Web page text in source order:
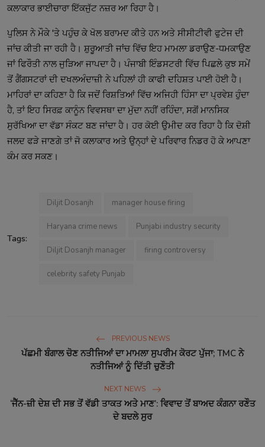
ਕਲਾਕਾਰ ਭਾਈਚਾਰਾ ਇੱਕਜੁੱਟ ਨਜ਼ਰ ਆ ਰਿਹਾ ਹੈ।
ਪੁਲਿਸ ਨੇ ਮੌਕੇ 'ਤੇ ਪਹੁੰਚ ਕੇ ਖੋਲ ਬਰਾਮਦ ਕੀਤੇ ਹਨ ਅਤੇ ਸੀਸੀਟੀਵੀ ਫੁਟੇਜ ਦੀ
ਜਾਂਚ ਕੀਤੀ ਜਾ ਰਹੀ ਹੈ। ਸ਼ੁਰੂਆਤੀ ਜਾਂਚ ਵਿੱਚ ਇਹ ਮਾਮਲਾ ਡਰਾਉਣ-ਧਮਕਾਉਣ
ਜਾਂ ਫਿਰੌਤੀ ਨਾਲ ਜੁੜਿਆ ਜਾਪਦਾ ਹੈ। ਪੰਜਾਬੀ ਇੰਡਸਟਰੀ ਵਿੱਚ ਪਿਛਲੇ ਕੁਝ ਸਮੇਂ
ਤੋਂ ਗੈਂਗਸਟਰਾਂ ਦੀ ਦਖਲਅੰਦਾਜ਼ੀ ਨੇ ਪਹਿਲਾਂ ਹੀ ਕਾਫੀ ਦਹਿਸ਼ਤ ਪਾਈ ਹੋਈ ਹੈ।
ਮਾਹਿਰਾਂ ਦਾ ਕਹਿਣਾ ਹੈ ਕਿ ਜਦੋਂ ਰਿਸ਼ਤਿਆਂ ਵਿੱਚ ਅਜਿਹੀ ਹਿੰਸਾ ਦਾ ਪ੍ਰਵੇਸ਼ ਹੁੰਦਾ
ਹੈ, ਤਾਂ ਇਹ ਸਿਰਫ਼ ਕਾਨੂੰਨ ਵਿਵਸਥਾ ਦਾ ਮੁੱਦਾ ਨਹੀਂ ਰਹਿੰਦਾ, ਸਗੋਂ ਮਾਨਸਿਕ
ਸੁਰੱਖਿਆ ਦਾ ਵੱਡਾ ਸੰਕਟ ਬਣ ਜਾਂਦਾ ਹੈ। ਹਰ ਕੋਈ ਉਮੀਦ ਕਰ ਰਿਹਾ ਹੈ ਕਿ ਦੋਸ਼ੀ
ਜਲਦ ਫੜੇ ਜਾਣਗੇ ਤਾਂ ਜੋ ਕਲਾਕਾਰ ਅਤੇ ਉਨ੍ਹਾਂ ਦੇ ਪਰਿਵਾਰ ਨਿਡਰ ਹੋ ਕੇ ਆਪਣਾ
ਕੰਮ ਕਰ ਸਕਣ।
Tags:
Diljit Dosanjh manager house firing
Haryana crime news Punjabi industry security
Diljit Dosanjh manager firing controversy
celebrity safety Punjab
PREVIOUS NEWS
ਪੱਛਮੀ ਬੰਗਾਲ ਚੋਣ ਨਤੀਜਿਆਂ ਦਾ ਮਾਮਲਾ ਸੁਪਰੀਮ ਕੋਰਟ ਪੁੱਜਾ; TMC ਨੇ
ਨਤੀਜਿਆਂ ਨੂੰ ਦਿੱਤੀ ਚੁਣੌਤੀ
NEXT NEWS
‘ਜੈੱਨ-ਜ਼ੀ ਦੇਸ਼ ਦੀ ਸਭ ਤੋਂ ਵੱਡੀ ਤਾਕਤ ਅਤੇ ਮਾਣ’: ਵਿਵਾਦ ਤੋਂ ਬਾਅਦ ਕੰਗਨਾ ਰਣੌਤ
ਦੇ ਬਦਲੇ ਸੁਰ